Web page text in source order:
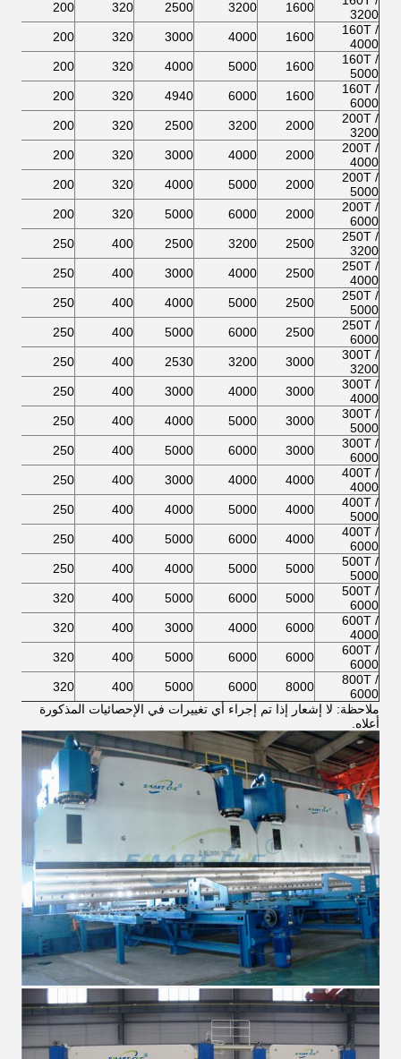
3200
1600
3200
2500
320
200
160T /
4000
1600
4000
3000
320
200
160T /
5000
1600
5000
4000
320
200
160T /
6000
1600
6000
4940
320
200
200T /
3200
2000
3200
2500
320
200
200T /
4000
2000
4000
3000
320
200
200T /
5000
2000
5000
4000
320
200
200T /
6000
2000
6000
5000
320
200
250T /
3200
2500
3200
2500
400
250
250T /
4000
2500
4000
3000
400
250
250T /
5000
2500
5000
4000
400
250
250T /
6000
2500
6000
5000
400
250
300T /
3200
3000
3200
2530
400
250
300T /
4000
3000
4000
3000
400
250
300T /
5000
3000
5000
4000
400
250
300T /
6000
3000
6000
5000
400
250
400T /
4000
4000
4000
3000
400
250
400T /
5000
4000
5000
4000
400
250
400T /
6000
4000
6000
5000
400
250
500T /
5000
5000
5000
4000
400
250
500T /
6000
5000
6000
5000
400
320
600T /
4000
6000
4000
3000
400
320
600T /
6000
6000
6000
5000
400
320
800T /
6000
8000
6000
5000
400
320
ملاحظة: لا إشعار إذا تم إجراء أي تغييرات في الإحصائيات المذكورة
أعلاه.